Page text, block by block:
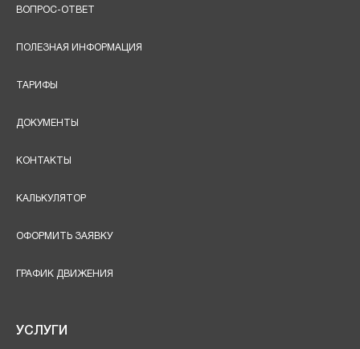
ВОПРОС-ОТВЕТ
ПОЛЕЗНАЯ ИНФОРМАЦИЯ
ТАРИФЫ
ДОКУМЕНТЫ
КОНТАКТЫ
КАЛЬКУЛЯТОР
ОФОРМИТЬ ЗАЯВКУ
ГРАФИК ДВИЖЕНИЯ
УСЛУГИ